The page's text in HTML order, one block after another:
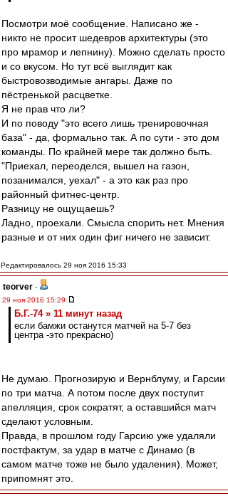
Посмотри моё сообщение. Написано же -
никто не просит шедевров архитектуры (это
про мрамор и лепнину). Можно сделать просто
и со вкусом. Но тут всё выглядит как
быстровозводимые ангары. Даже по
пёстренькой расцветке.
Я не прав что ли?
И по поводу "это всего лишь тренировочная
база" - да, формально так. А по сути - это дом
команды. По крайней мере так должно быть.
"Приехал, переоделся, вышел на газон,
позанимался, уехал" - а это как раз про
районный фитнес-центр.
Разницу не ощущаешь?
Ладно, проехали. Смысла спорить нет. Мнения
разные и от них один фиг ничего не зависит.
Редактировалось 29 ноя 2016 15:33
teorver -
29 ноя 2016 15:29
Б.Г.-74 » 11 минут назад
если бамжи останутся матчей на 5-7 без
центра -это прекрасно)
Не думаю. Прогнозирую и Вернблуму, и Гарсии
по три матча. А потом после двух поступит
апелляция, срок сократят, а оставшийся матч
сделают условным.
Правда, в прошлом году Гарсию уже удаляли
постфактум, за удар в матче с Динамо (в
самом матче тоже не было удаления). Может,
припомнят это.